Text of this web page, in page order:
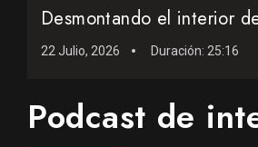
22 Julio, 2026 Duración: 25:16
Podcast de